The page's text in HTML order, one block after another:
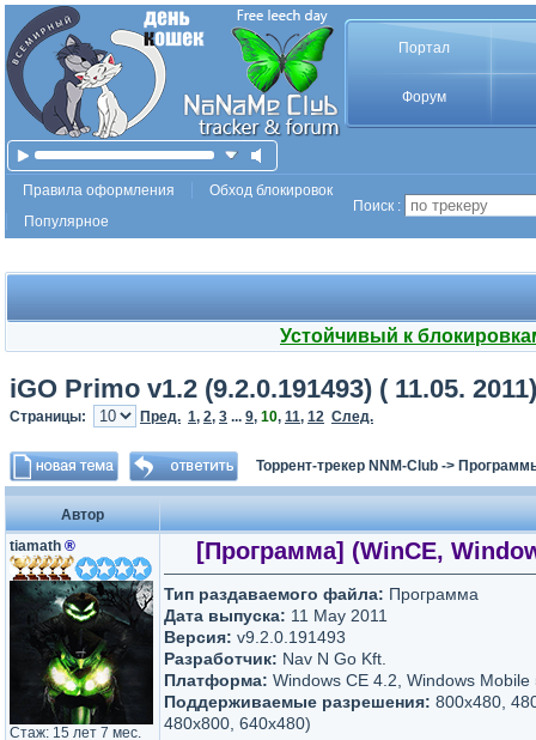
Портал
Форум
Правила оформления
Обход блокировок
Популярное
Поиск :
Устойчивый к
iGO Primo v1.2 (9.2.0.191493) ( 11.05.
Страницы: Пред. 1, 2, 3 ... 9, 10, 11, 12 След.
Торрент-трекер NNM-Club ->
Автор
tiamath ®
Стаж: 15 лет 7 мес.
[Программа] (WinCE,
Тип раздаваемого файла: Программа
Дата выпуска: 11 May 2011
Версия: v9.2.0.191493
Разработчик: Nav N Go Kft.
Платформа: Windows CE 4.2, Windows
Поддерживаемые разрешения: 800x480,
480x800, 640x480)